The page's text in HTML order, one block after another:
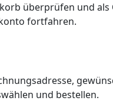
überprüfen und als
fortfahren.
und bestellen.